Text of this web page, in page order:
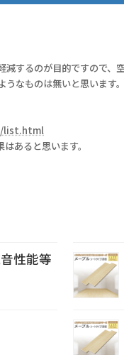
するのが目的ですので、
なものは無いと思います。
list.html
あると思います。
性能等